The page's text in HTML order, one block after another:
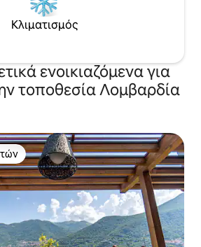
Κλιματισμός
ενοικιαζόμενα για
τοποθεσία Λομβαρδία